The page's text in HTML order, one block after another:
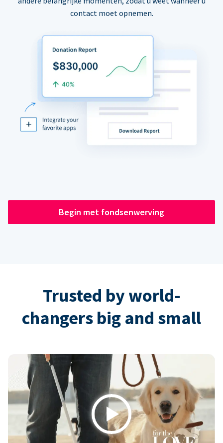
contact moet opnemen.
Begin met fondsenwerving
Trusted by world-
changers big and small
Play